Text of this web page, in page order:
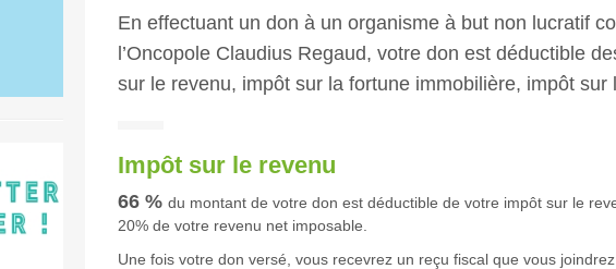
En effectuant un don à un organisme à but non lucratif
l’Oncopole Claudius Regaud, votre don est déductible
sur le revenu, impôt sur la fortune immobilière, impôt sur
Impôt sur le revenu
66 % du montant de votre don est déductible de votre impôt sur le
20% de votre revenu net imposable.
Une fois votre don versé, vous recevrez un reçu fiscal que vous